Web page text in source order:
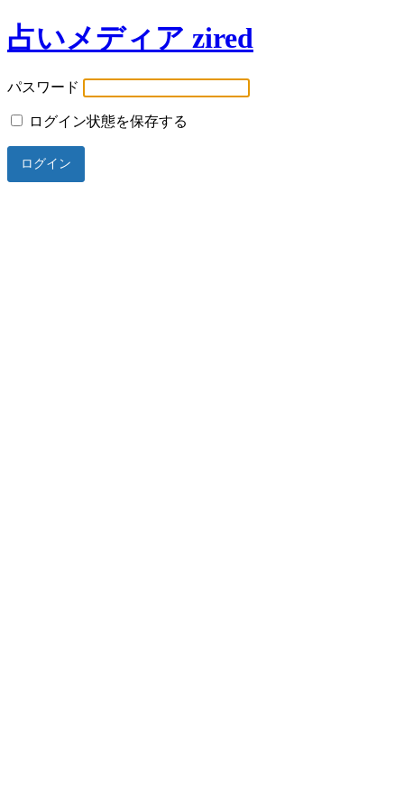
占いメディア zired
パスワード
ログイン状態を保存する